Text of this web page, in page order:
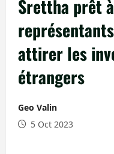
Srettha prêt
attirer les
étrangers
Geo Valin
5 Oct 2023